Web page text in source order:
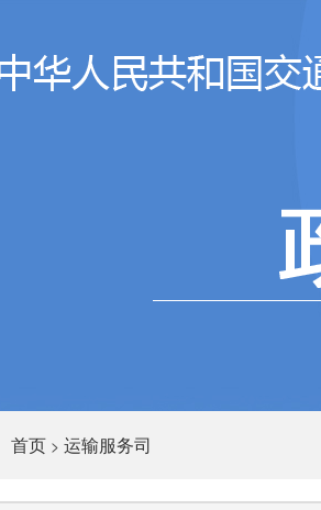
首页 > 运输服务司